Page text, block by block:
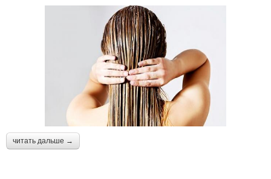
читать дальше →